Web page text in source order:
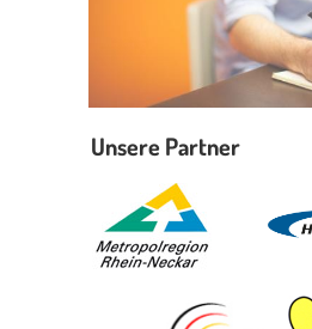
Unsere Partner